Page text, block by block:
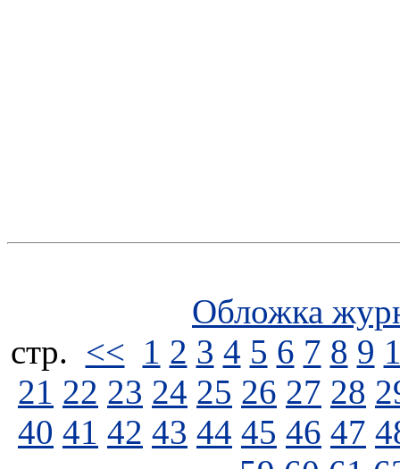
Обложка
стp. << 1 2 3 4 5 6 7 8 9
21 22 23 24 25 26 27 28
40 41 42 43 44 45 46 47